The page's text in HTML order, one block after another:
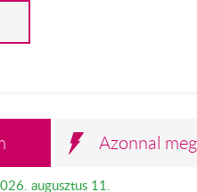
Azonnal
augusztus 11.